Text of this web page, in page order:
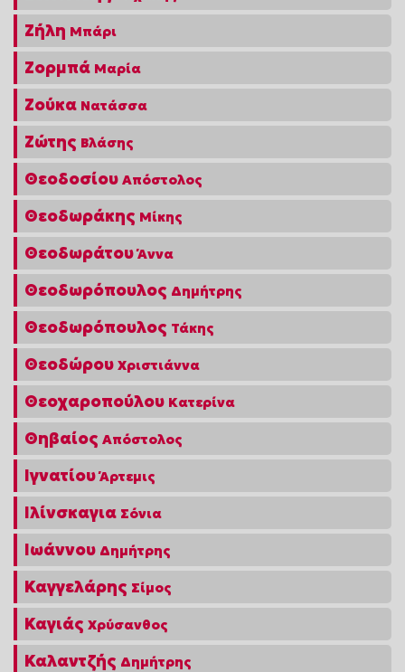
Ζήλη Μπάρι
Ζορμπά Μαρία
Ζούκα Νατάσσα
Ζώτης Βλάσης
Θεοδοσίου Απόστολος
Θεοδωράκης Μίκης
Θεοδωράτου Άννα
Θεοδωρόπουλος Δημήτρης
Θεοδωρόπουλος Τάκης
Θεοδώρου Χριστιάννα
Θεοχαροπούλου Κατερίνα
Θηβαίος Απόστολος
Ιγνατίου Άρτεμις
Ιλίνσκαγια Σόνια
Ιωάννου Δημήτρης
Καγγελάρης Σίμος
Καγιάς Χρύσανθος
Καλαντζής Δημήτρης